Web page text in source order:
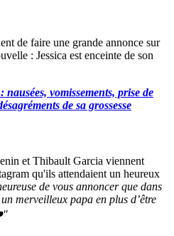
de faire une grande annonce sur
: Jessica est enceinte de son
vomissements, prise de
de sa grossesse
et Thibault Garcia viennent
qu'ils attendaient un heureux
de vous annoncer que dans
merveilleux papa en plus d’être